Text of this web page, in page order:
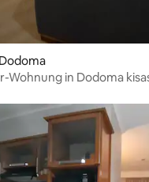
Wohnung in Dodoma